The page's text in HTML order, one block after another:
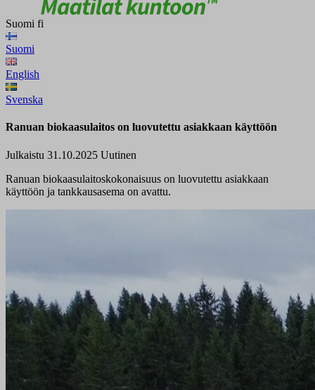
Suomi fi
Suomi
English
Svenska
Ranuan biokaasulaitos on luovutettu asiakkaan käyttöön
Julkaistu 31.10.2025 Uutinen
Ranuan biokaasulaitoskokonaisuus on luovutettu asiakkaan
käyttöön ja tankkausasema on avattu.